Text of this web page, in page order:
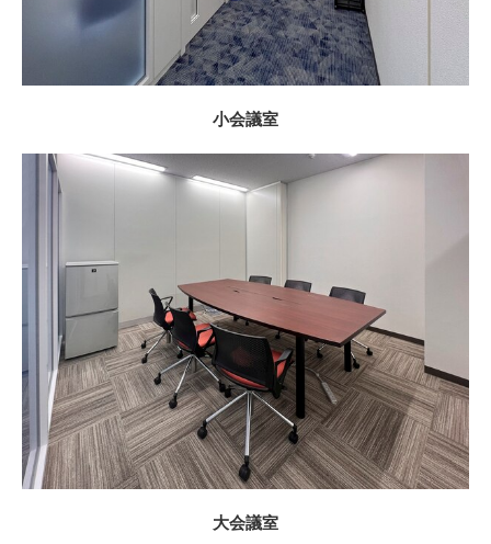
小会議室
大会議室